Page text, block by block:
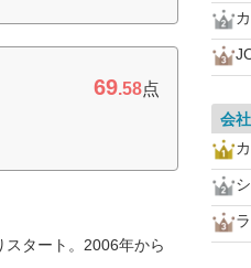
69.58点
タート。2006年から
会